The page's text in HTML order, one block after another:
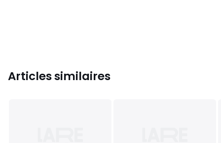
Articles similaires